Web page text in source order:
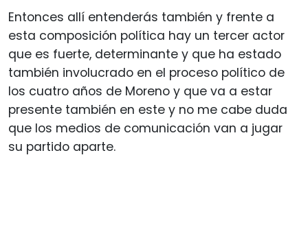
Entonces allí entenderás también y frente a
esta composición política hay un tercer actor
que es fuerte, determinante y que ha estado
también involucrado en el proceso político de
los cuatro años de Moreno y que va a estar
presente también en este y no me cabe duda
que los medios de comunicación van a jugar
su partido aparte.